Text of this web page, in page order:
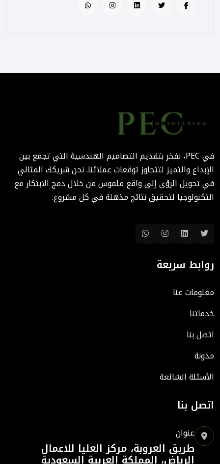
الإشراف المتكامل؟
المباني أكثر إنسانية
الهندسة الرقمية في المشاريع
August 02, 2025 12:46 PM
في PEC، نفخر بتقديم التصاميم الهندسية التي تجمع بين
الإبداع والتميز لتتجاوز توقعات عملائنا. نحن شريكك المثالي
في تحويل الرؤى إلى واقع ملموس من خلال دمج الابتكار مع
التكنولوجيا لتحقيق نتائج مذهلة في كل مشروع.
روابط سريعة
معلومات عنا
خدماتنا
اتصل بنا
مدونة
الأسئلة الشائعة
اتصل بنا
عنوان
طريق العروبة، مركز العليا للاعمال
الرياض، المملكة العربية السعودية